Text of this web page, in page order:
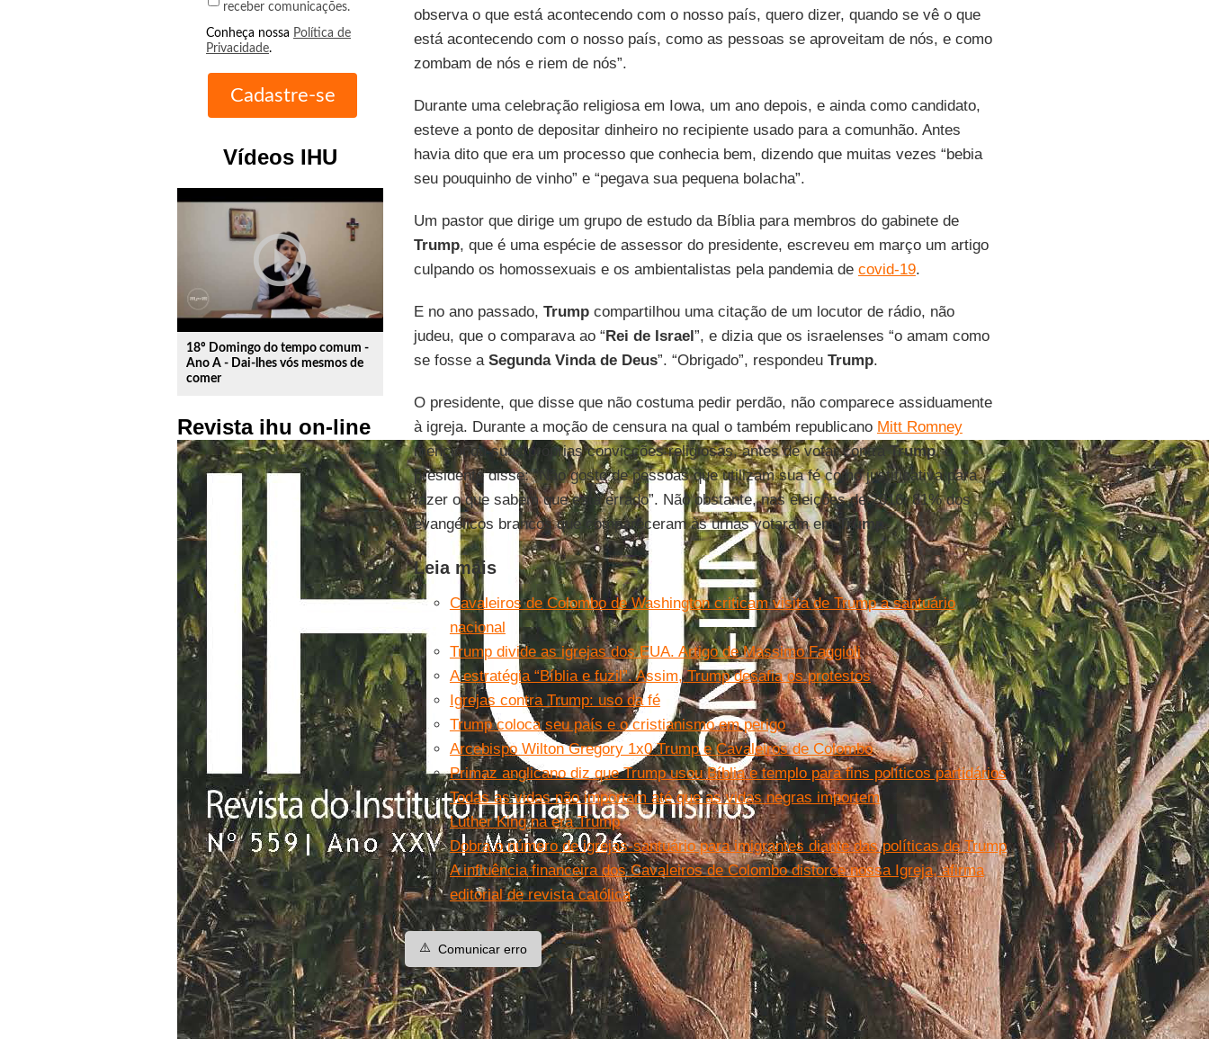
receber comunicações.
Conheça nossa Política de
Privacidade.
Vídeos IHU
play_circle_outline
18º Domingo do tempo comum -
Ano A - Dai-lhes vós mesmos de
comer
Revista ihu on-line
observa o que está acontecendo com o nosso país, quero dizer, quando se vê o que
está acontecendo com o nosso país, como as pessoas se aproveitam de nós, e como
zombam de nós e riem de nós”.
Durante uma celebração religiosa em Iowa, um ano depois, e ainda como candidato,
esteve a ponto de depositar dinheiro no recipiente usado para a comunhão. Antes
havia dito que era um processo que conhecia bem, dizendo que muitas vezes “bebia
seu pouquinho de vinho” e “pegava sua pequena bolacha”.
Um pastor que dirige um grupo de estudo da Bíblia para membros do gabinete de
Trump, que é uma espécie de assessor do presidente, escreveu em março um artigo
culpando os homossexuais e os ambientalistas pela pandemia de covid-19.
E no ano passado, Trumpcompartilhou uma citação de um locutor de rádio, não
judeu, que o comparava ao “Rei de Israel”, e dizia que os israelenses “o amam como
se fosse a Segunda Vinda de Deus”. “Obrigado”, respondeu Trump.
O presidente, que disse que não costuma pedir perdão, não comparece assiduamente
à igreja. Durante a moção de censura na qual o também republicano Mitt Romney
mencionou suas próprias convicções religiosas, antes de votar contra Trump, o
presidente disse: “Não gosto de pessoas que utilizam sua fé como justificativa para
fazer o que sabem que está errado”. Não obstante, nas eleições de 2016, 81% dos
evangélicos brancos que compareceram às urnas votaram emTrump .
Leia mais
Cavaleiros de Colombo de Washington criticam visita de Trump a santuário
nacional
Trump divide as igrejas dos EUA. Artigo de Massimo Faggioli
A estratégia “Bíblia e fuzil”. Assim, Trump desafia os protestos
Igrejas contra Trump: uso da fé
Trump coloca seu país e o cristianismo em perigo
Arcebispo Wilton Gregory 1x0 Trump e Cavaleiros de Colombo
Primaz anglicano diz que Trump usou Bíblia e templo para fins políticos partidários
Todas as vidas não importam até que as vidas negras importem
Luther King na era Trump
Dobra o número de igrejas-santuário para imigrantes diante das políticas de Trump
A influência financeira dos Cavaleiros de Colombo distorce nossa Igreja, afirma
editorial de revista católica
⚠️ Comunicar erro